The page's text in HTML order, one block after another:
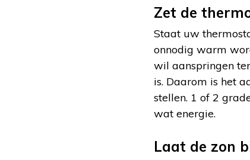
Zet de
Staat uw
onnodig warm
wil aanspringen
is. Daarom is het
stellen. 1 of 2
wat energie.
Laat de zon